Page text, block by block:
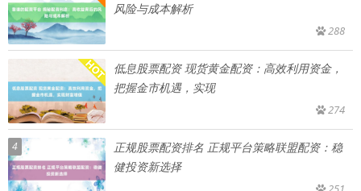
风险与成本解析
288
低息股票配资 现货黄金配资：高效利用资金，
把握金市机遇，实现
274
4
正规股票配资排名 正规平台策略联盟配资：稳
健投资新选择